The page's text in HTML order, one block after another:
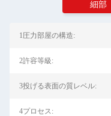
細部
1圧力部屋の構造:
2許容等級:
3投げる表面の質レベル:
4プロセス: